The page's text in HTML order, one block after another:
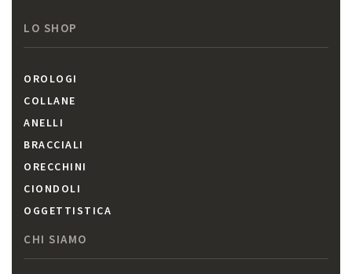
LO SHOP
OROLOGI
COLLANE
ANELLI
BRACCIALI
ORECCHINI
CIONDOLI
OGGETTISTICA
CHI SIAMO